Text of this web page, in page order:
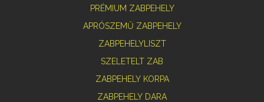
PRÉMIUM ZABPEHELY
APRÓSZEMŰ ZABPEHELY
ZABPEHELYLISZT
SZELETELT ZAB
ZABPEHELY KORPA
ZABPEHELY DARA